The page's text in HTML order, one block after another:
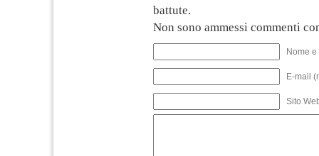
battute.
Non sono ammessi commenti
Nome
E-mail
Sito